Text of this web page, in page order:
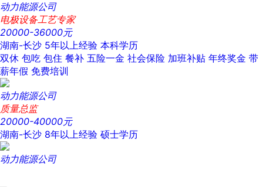
动力能源公司
电极设备工艺专家
20000-36000元
湖南-长沙 5年以上经验 本科学历
双休 包吃 包住 餐补 五险一金 社会保险 加班补贴 年终奖金 带
薪年假 免费培训
动力能源公司
质量总监
20000-40000元
湖南-长沙 8年以上经验 硕士学历
动力能源公司